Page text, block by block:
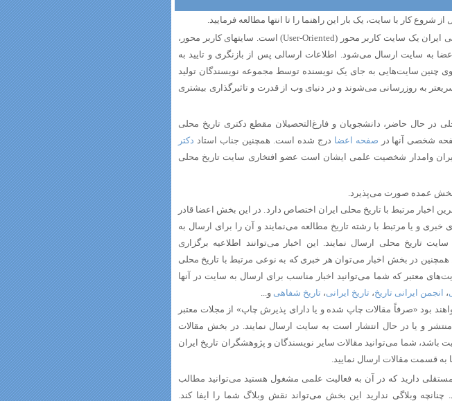
شروع کار با سایت، یک بار این راهنما را تا انتها مطالعه فرمایید.
پایگاه اینترنتی تاریخ محلی ایران یک سایت کاربر محور (User-Oriented) است. سایتهای کاربر محور،
به سایت ارسال می‌شود. اطلاعات ارسالی پس از بازنگری و تایید به
چنین سایت‌هایی به جای یک نویسنده توسط مجموعه نویسندگان تولید
به روزرسانی می‌شوند و در دنیای وب از قدرت و تاثیرگذاری بیشتری
در حال حاضر، دانشجویان و فارغ‌التحصیلان مقطع دکتری تاریخ محلی
شخصی آنها در صفحه اعضا درج شده است. همچنین جناب استاد دکتر
وامدار شخصیت علمی ایشان است عضو افتخاری سایت تاریخ محلی
عمده صورت می‌پذیرد.
اخبار مرتبط با تاریخ محلی ایران اختصاص دارد. در این بخش اعضا قادر
و یا مرتبط با رشته تاریخ مطالعه می‌نمایند و آن را برای ارسال به
تاریخ محلی ارسال نمایند. این اخبار می‌توانند اطلاعیه برگزاری
در بخش اخبار می‌توان هر خبری که به نوعی مرتبط با تاریخ محلی
معتبر که شما می‌توانید اخبار مناسب برای ارسال به سایت در آنها
، انجمن ایرانی تاریخ، تاریخ ایرانی، تاریخ شفاهی و...
بود «صرفاً مقالات چاپ شده و یا دارای پذیرش چاپ» از مجلات معتبر
و یا در حال انتشار است به سایت ارسال نمایند. در بخش مقالات
باشد، شما می‌توانید مقالات سایر نویسندگان و پژوهشگران تاریخ ایران
به قسمت مقالات ارسال نمایید.
دارید که در آن به فعالیت علمی مشغول هستید می‌توانید مطالب
وبلاگی ندارید این بخش می‌تواند نقش وبلاگ شما را ایفا کند.